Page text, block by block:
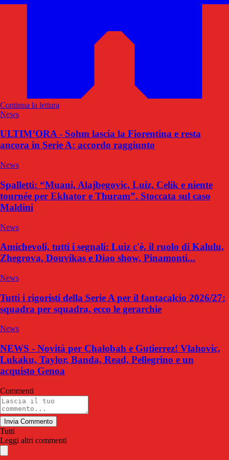
Continua la lettura
News
ULTIM’ORA - Sohm lascia la Fiorentina e resta
ancora in Serie A: accordo raggiunto
News
Spalletti: “Muani, Alajbegovic, Luiz, Celik e niente
tournée per Ekhator e Thuram”. Stoccata sul caso
Maldini
News
Amichevoli, tutti i segnali: Luiz c'è, il ruolo di Kalulu,
Zhegrova, Douvikas e Diao show, Pinamonti...
News
Tutti i rigoristi della Serie A per il fantacalcio 2026/27:
squadra per squadra, ecco le gerarchie
News
NEWS - Novità per Chalobah e Gutierrez! Vlahovic,
Lukaku, Taylor, Banda, Read, Pellegrino e un
acquisto Genoa
Commenti
Invia Commento
Tutti
Leggi altri commenti